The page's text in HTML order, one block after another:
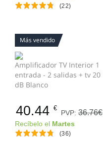
(22)
Más vendido
Amplificador TV Interior 1
entrada - 2 salidas + tv 20
dB Blanco
40.44 €
PVP: 36.76€
Recíbelo el Martes
(36)